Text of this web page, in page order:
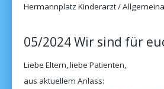
Hermannplatz Kinderarzt /
05/2024 Wir sind für
Liebe Eltern, liebe Patienten,
aus aktuellem Anlass: